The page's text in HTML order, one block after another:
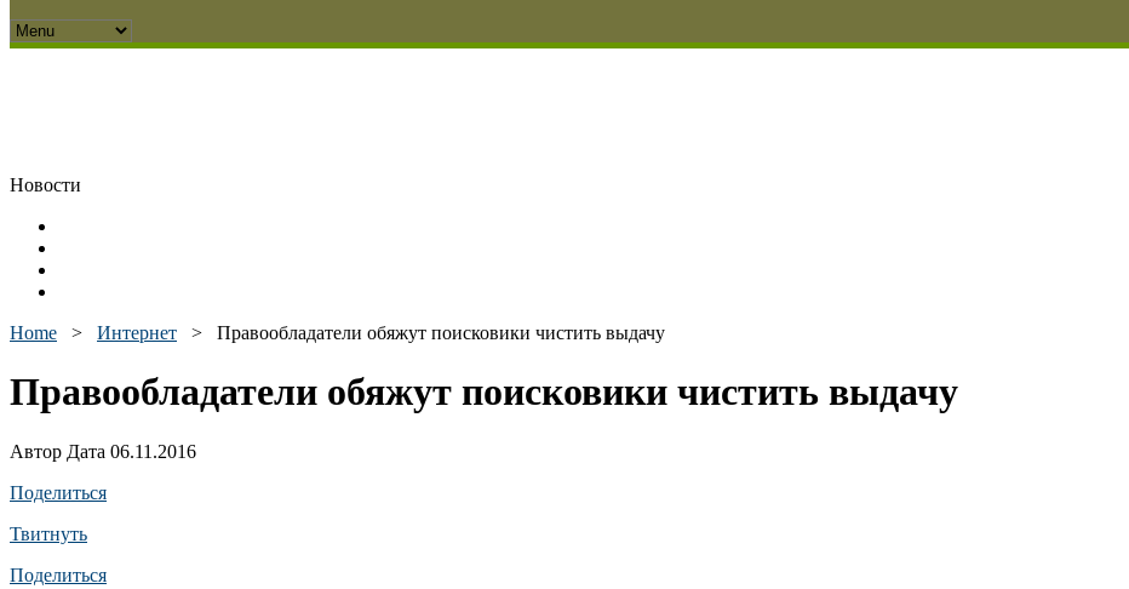
Новости
Home > Интернет > Правообладатели обяжут поисковики чистить выдачу
Правообладатели обяжут поисковики чистить выдачу
Автор Дата 06.11.2016
Поделиться
Твитнуть
Поделиться